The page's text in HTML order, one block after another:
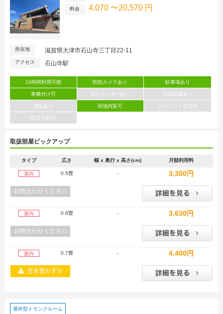
料金 4,070 〜20,570 円
所在地 滋賀県大津市石山寺三丁目22-11
アクセス 石山寺駅
24時間利用可能 防犯カメラあり 駐車場あり
車横付け可 エレベーターあり 空調設備あり
換気あり 現地内覧可 クレジット決済可
即日予約可
取扱部屋ピックアップ
タイプ 広さ 幅 x 奥行 x 高さ(cm) 月額利用料
屋内 0.5畳 - 3,300円
屋内 0.6畳 - 3,630円
屋内 0.7畳 - 4,400円
屋外型トランクルーム